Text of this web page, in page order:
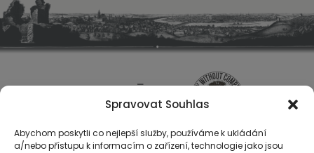
Spravovat Souhlas
Abychom poskytli co nejlepší služby, používáme k ukládání
a/nebo přístupu k informacím o zařízení, technologie jako jsou